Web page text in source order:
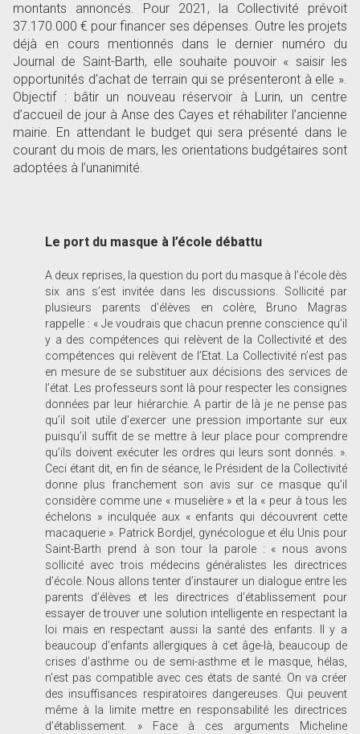
montants annoncés. Pour 2021, la Collectivité prévoit
37.170.000 € pour financer ses dépenses. Outre les projets
déjà en cours mentionnés dans le dernier numéro du
Journal de Saint-Barth, elle souhaite pouvoir « saisir les
opportunités d’achat de terrain qui se présenteront à elle ».
Objectif : bâtir un nouveau réservoir à Lurin, un centre
d’accueil de jour à Anse des Cayes et réhabiliter l’ancienne
mairie. En attendant le budget qui sera présenté dans le
courant du mois de mars, les orientations budgétaires sont
adoptées à l’unanimité.
Le port du masque à l’école débattu
A deux reprises, la question du port du masque à l’école dès
six ans s’est invitée dans les discussions. Sollicité par
plusieurs parents d’élèves en colère, Bruno Magras
rappelle : « Je voudrais que chacun prenne conscience qu’il
y a des compétences qui relèvent de la Collectivité et des
compétences qui relèvent de l’Etat. La Collectivité n’est pas
en mesure de se substituer aux décisions des services de
l’état. Les professeurs sont là pour respecter les consignes
données par leur hiérarchie. A partir de là je ne pense pas
qu’il soit utile d’exercer une pression importante sur eux
puisqu’il suffit de se mettre à leur place pour comprendre
qu’ils doivent exécuter les ordres qui leurs sont donnés. ».
Ceci étant dit, en fin de séance, le Président de la Collectivité
donne plus franchement son avis sur ce masque qu’il
considère comme une « muselière » et la « peur à tous les
échelons » inculquée aux « enfants qui découvrent cette
macaquerie ». Patrick Bordjel, gynécologue et élu Unis pour
Saint-Barth prend à son tour la parole : « nous avons
sollicité avec trois médecins généralistes les directrices
d’école. Nous allons tenter d’instaurer un dialogue entre les
parents d’élèves et les directrices d’établissement pour
essayer de trouver une solution intelligente en respectant la
loi mais en respectant aussi la santé des enfants. Il y a
beaucoup d’enfants allergiques à cet âge-là, beaucoup de
crises d’asthme ou de semi-asthme et le masque, hélas,
n’est pas compatible avec ces états de santé. On va créer
des insuffisances respiratoires dangereuses. Qui peuvent
même à la limite mettre en responsabilité les directrices
d’établissement. » Face à ces arguments Micheline